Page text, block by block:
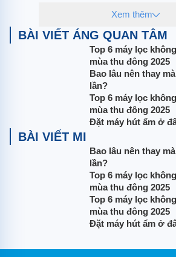
- Màu sắc: màu trắng ngà
- Dàn tản nhiệt loại Micro channel
- Máy nén loại Swing dạng kín
- Công suất động cơ máy nén: 2.03 kW
- Mức nạp môi chất làm lạnh: 1.9 kg
- Độ ồn chế độ làm lạnh: 49 dB(A)
- Độ ồn chế độ vận hành ban đêm: 45
- Kích thước (CxRxD): 990 x 940 x
- Trọng lượng máy: 73kg
Xem thêm
BÀI VIẾT ÁNG QUAN TÂM
Top 6 máy lọc
mùa thu đông 2025
Bao lâu nên thay
lần?
Top 6 máy lọc
mùa thu đông 2025
Đặt máy hút ẩm ở
BÀI VIẾT MI
Bao lâu nên thay
lần?
Top 6 máy lọc
mùa thu đông 2025
Top 6 máy lọc
mùa thu đông 2025
Đặt máy hút ẩm ở